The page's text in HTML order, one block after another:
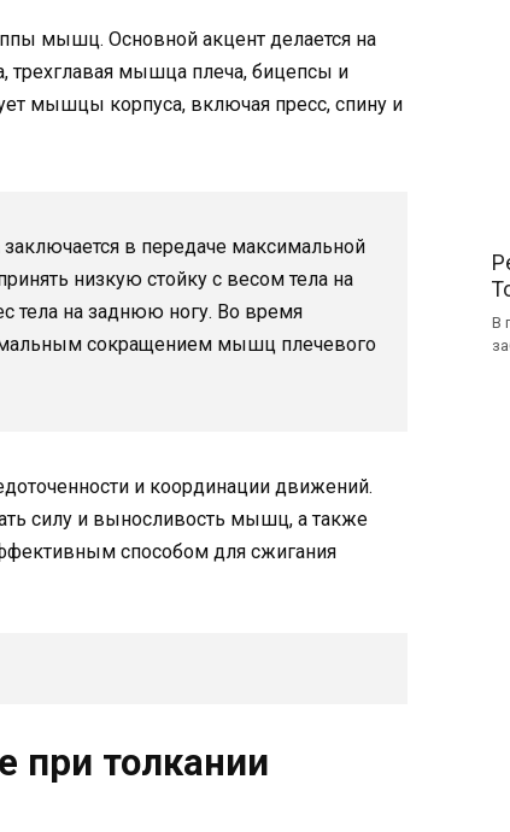
мышц. Основной акцент делается на
трехглавая мышца плеча, бицепсы и
мышцы корпуса, включая пресс, спину и
в передаче максимальной
низкую стойку с весом тела на
тела на заднюю ногу. Во время
сокращением мышц плечевого
и координации движений.
силу и выносливость мышц, а также
способом для сжигания
толкании
В